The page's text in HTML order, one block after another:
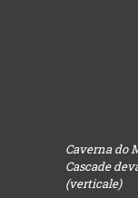
Caverna do
Cascade
(verticale)